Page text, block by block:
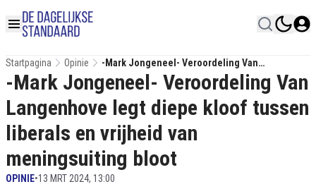
Startpagina Opinie
-Mark Jongeneel- Veroordeling Van
Langenhove Legt Diepe Kloof Tussen Liberals
En Vrijheid Van Meningsuiting Bloot
-Mark Jongeneel- Veroordeling Van
Langenhove legt diepe kloof tussen
liberals en vrijheid van
meningsuiting bloot
OPINIE•13 MRT 2024, 13:00